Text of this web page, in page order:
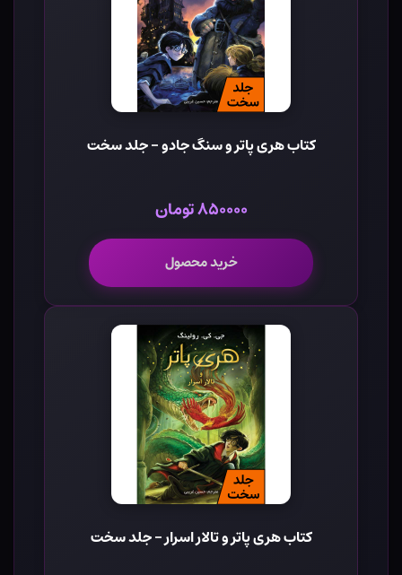
کتاب هری پاتر و سنگ جادو - جلد سخت
۸۵۰۰۰۰ تومان
خرید محصول
کتاب هری پاتر و تالار اسرار - جلد سخت